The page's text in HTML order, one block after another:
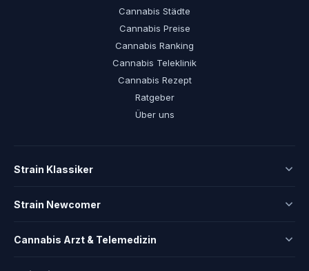
Cannabis Städte
Cannabis Preise
Cannabis Ranking
Cannabis Teleklinik
Cannabis Rezept
Ratgeber
Über uns
Strain Klassiker
Strain Newcomer
Cannabis Arzt & Telemedizin